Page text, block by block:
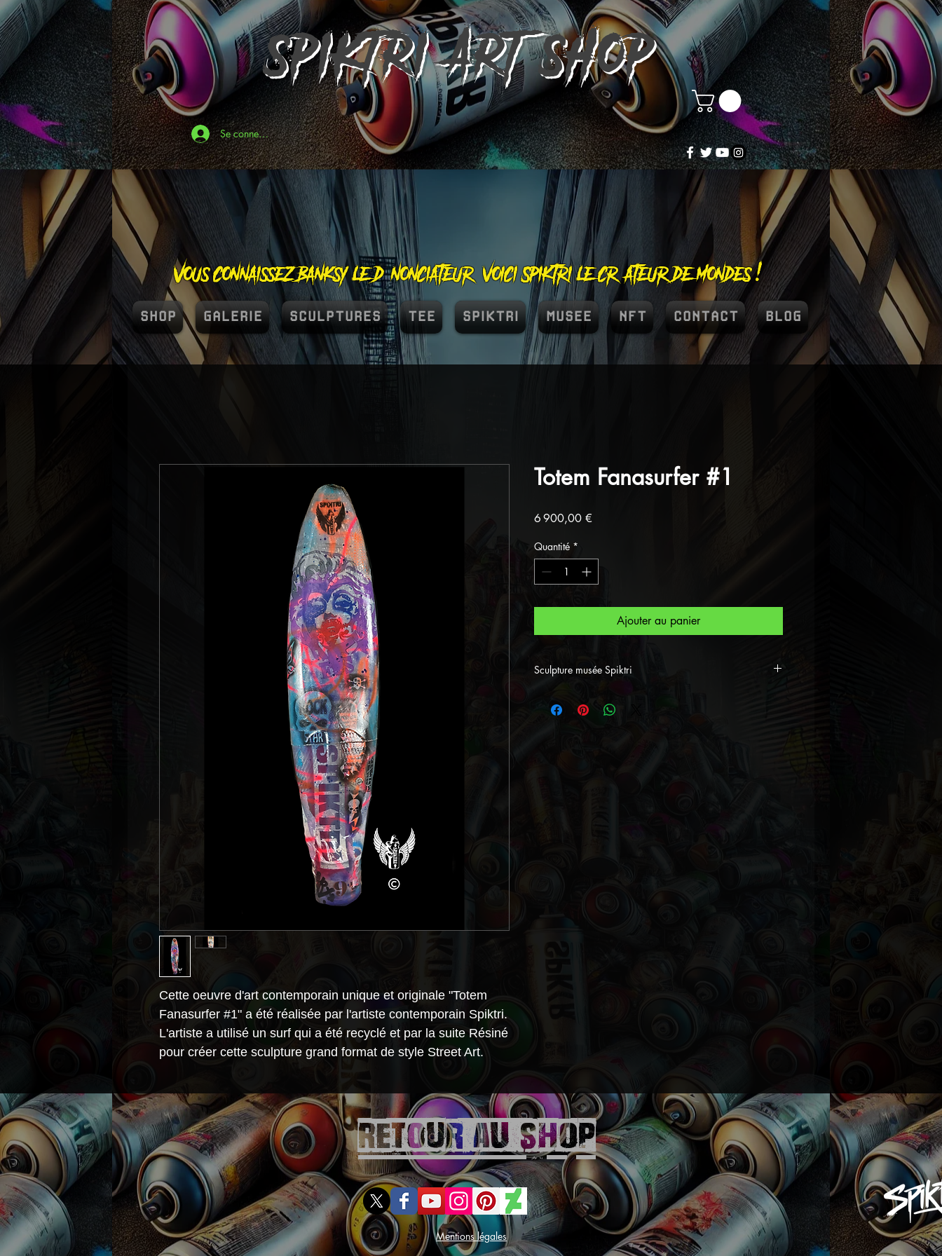
SPIKTRIART SHOP
Se connecter
Vous connaissez Banksy le dénonciateur, voici Spiktri le créateur de mondes !
SHOP GALERIE SCULPTURES TEE SPIKTRI MUSEE NFT CONTACT BLOG
Cette oeuvre d'art contemporain unique et originale "Totem
Fanasurfer #1" a été réalisée par l'artiste contemporain Spiktri.
L'artiste a utilisé un surf qui a été recyclé et par la suite Résiné
pour créer cette sculpture grand format de style Street Art.
Totem Fanasurfer #1
6 900,00 €
Quantité *
Ajouter au panier
Sculpture musée Spiktri
- Style : Street Art
Retour aU SHOP
Mentions légales